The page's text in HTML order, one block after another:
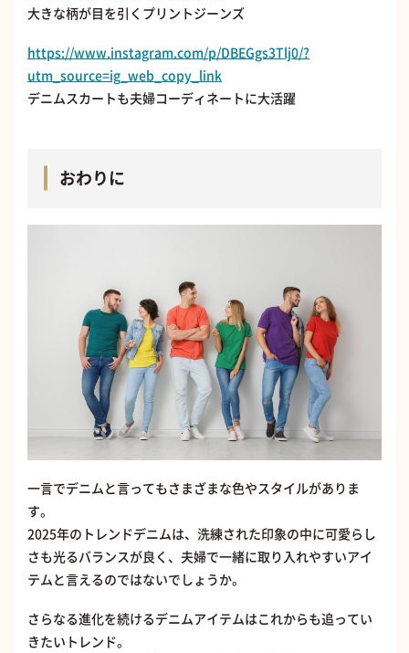
大きな柄が目を引くプリントジーンズ
https://www.instagram.com/p/DBEGgs3Tlj0/?
utm_source=ig_web_copy_link
デニムスカートも夫婦コーディネートに大活躍
おわりに
一言でデニムと言ってもさまざまな色やスタイルがありま
す。
2025年のトレンドデニムは、洗練された印象の中に可愛らし
さも光るバランスが良く、夫婦で一緒に取り入れやすいアイ
テムと言えるのではないでしょうか。
さらなる進化を続けるデニムアイテムはこれからも追ってい
きたいトレンド。